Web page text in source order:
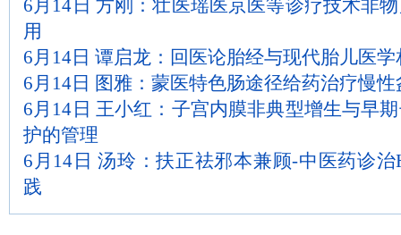
6月14日 方刚：壮医瑶医京医等诊疗技术非
用
6月14日 谭启龙：回医论胎经与现代胎儿医
6月14日 图雅：蒙医特色肠途径给药治疗慢性
6月14日 王小红：子宫内膜非典型增生与早
护的管理
6月14日 汤玲：扶正祛邪本兼顾-中医药诊
践